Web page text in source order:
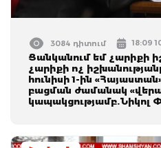
3084 դիտում 18:09
Ցանկանում եմ չարիքի
չարիքի ոչ
հունիսի 1-ին
բացման ժամանակ
կապակցությամբ.Նիկոլ